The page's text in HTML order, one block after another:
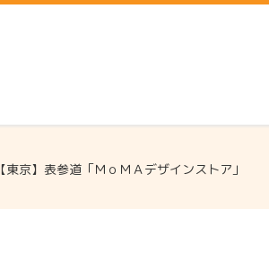
【東京】表参道「ＭｏＭＡデザインストア」